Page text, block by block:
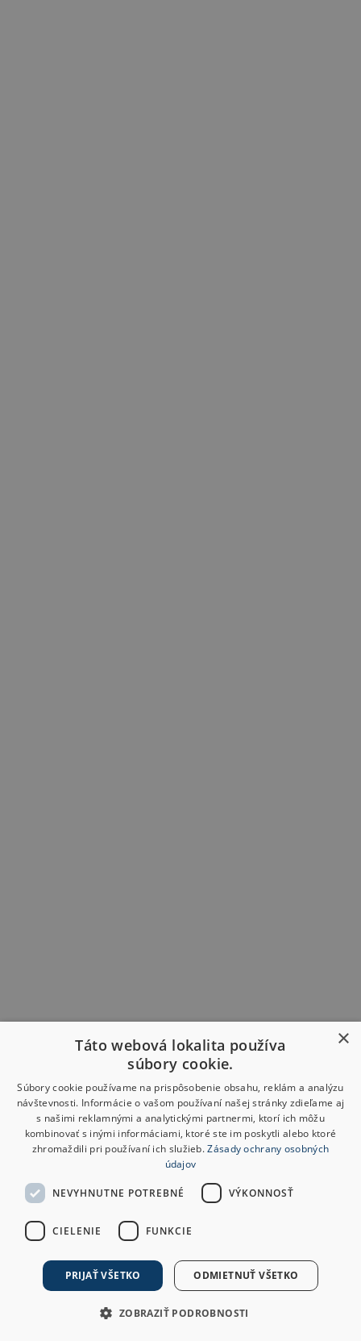
×
Táto webová lokalita používa
súbory cookie.
Súbory cookie používame na prispôsobenie obsahu, reklám a analýzu
návštevnosti. Informácie o vašom používaní našej stránky zdieľame aj
s našimi reklamnými a analytickými partnermi, ktorí ich môžu
kombinovať s inými informáciami, ktoré ste im poskytli alebo ktoré
zhromaždili pri používaní ich služieb.Zásady ochrany osobných
údajov
NEVYHNUTNE POTREBNÉ VÝKONNOSŤ
CIELENIE FUNKCIE
PRIJAŤ VŠETKO ODMIETNUŤ VŠETKO
ZOBRAZIŤ PODROBNOSTI